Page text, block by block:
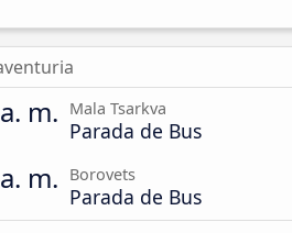
m. Mala Tsarkva
Parada de Bus
m. Borovets
Parada de Bus